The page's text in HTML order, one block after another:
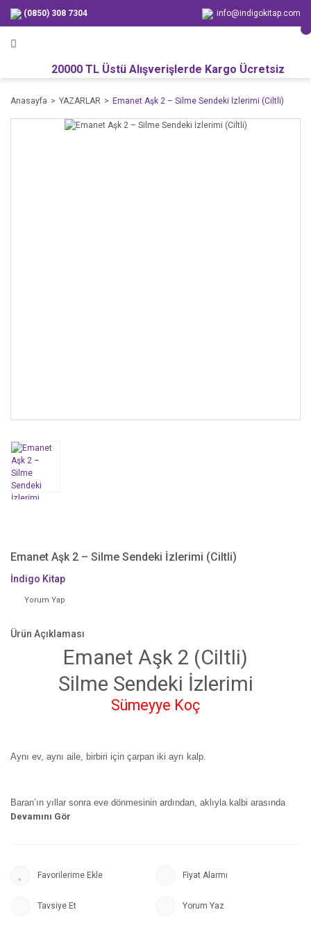
(0850) 308 7304 info@indigokitap.com
20000 TL Üstü Alışverişlerde Kargo Ücretsiz
Anasayfa YAZARLAR Emanet Aşk 2 – Silme Sendeki İzlerimi (Ciltli)
Emanet Aşk 2 – Silme Sendeki İzlerimi (Ciltli)
İndigo Kitap
Yorum Yap
Ürün Açıklaması
Emanet Aşk 2 (Ciltli)
Silme Sendeki İzlerimi
Sümeyye Koç
Aynı ev, aynı aile, birbiri için çarpan iki ayrı kalp.
Baran’ın yıllar sonra eve dönmesinin ardından, aklıyla kalbi arasında
savaşta kalan Açelya, aynı evin içinde uzak durmaya çalıştığı Baran’ın
Baran’ın ondan ne istediğini biliyordur fakat yaşananlar yüzünden ona
Fiyat Alarmı
Tavsiye Et Yorum Yaz